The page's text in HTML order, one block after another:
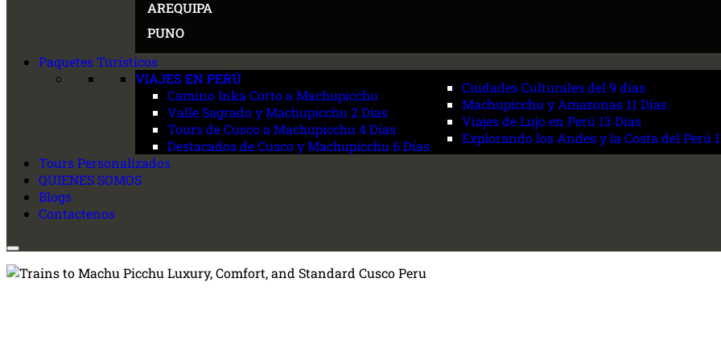
AREQUIPA
PUNO
Paquetes Turísticos
VIAJES EN PERÚ
Camino Inka Corto a Machupicchu
Valle Sagrado y Machupicchu 2 Días
Tours de Cusco a Machupicchu 4 Días
Destacados de Cusco y Machupicchu 6 Días
Ciudades Culturales del 9 días
Machupicchu y Amazonas 11 Días
Viajes de Lujo en Perú 13 Días
Explorando los Andes y la Costa del Perú
Tours Personalizados
QUIENES SOMOS
Blogs
Contactenos